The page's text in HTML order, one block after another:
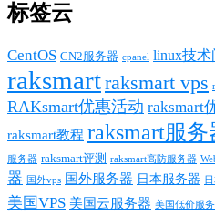
标签云
CentOS CN2服务器 cpanel linux技术
raksmartraksmart vps
RAKsmart优惠活动 raksmart
raksmart教程 raksmart服务
服务器 raksmart评测 raksmart高防服务器
器 国外vps 国外服务器 日本服务器
美国VPS 美国云服务器 美国低价服